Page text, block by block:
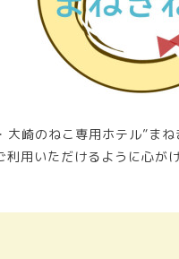
大崎のねこ専用ホテル”まね
用いただけるように心が